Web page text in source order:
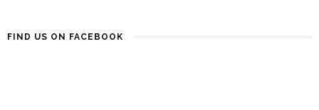
FIND US ON FACEBOOK